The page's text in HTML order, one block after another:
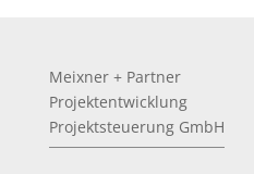
Meixner + Partner
Projektentwicklung
Projektsteuerung GmbH